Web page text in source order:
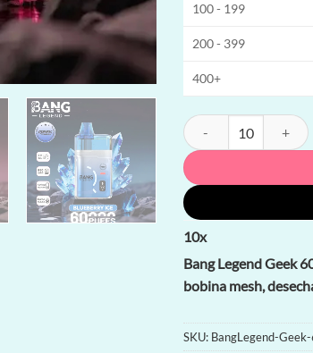
100 - 199
200 - 399
400+
Bang Legend Geek
10x
Bang Legend Geek
bobina mesh,
SKU: BangLegend-